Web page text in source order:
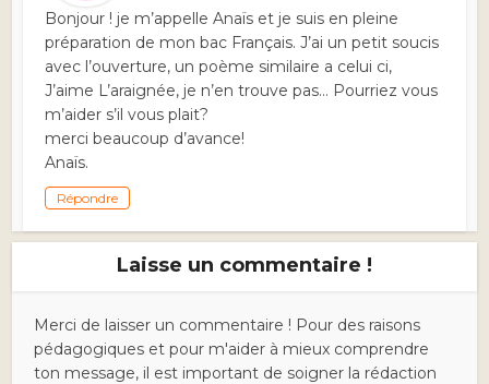
Bonjour ! je m’appelle Anaïs et je suis en pleine
préparation de mon bac Français. J’ai un petit soucis
avec l’ouverture, un poème similaire a celui ci,
J’aime L’araignée, je n’en trouve pas… Pourriez vous
m’aider s’il vous plait?
merci beaucoup d’avance!
Anaïs.
Répondre
Laisse un commentaire !
Merci de laisser un commentaire ! Pour des raisons
pédagogiques et pour m'aider à mieux comprendre
ton message, il est important de soigner la rédaction